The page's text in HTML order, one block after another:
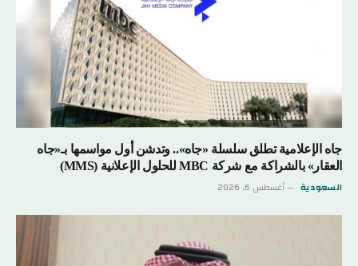
جاه الإعلامية تطلق سلسلة «جاه».. وتدشن أول مواسمها بـ«جاه
العقار» بالشراكة مع شركة MBC للحلول الإعلانية (MMS)
السعودية أغسطس 6, 2026